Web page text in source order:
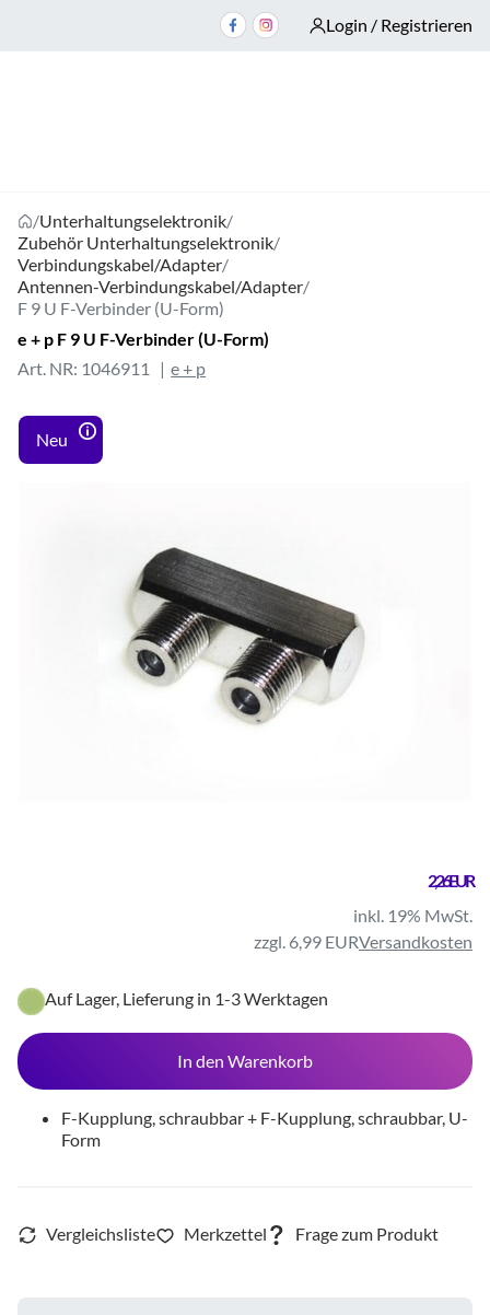
Login / Registrieren
/Unterhaltungselektronik/
Zubehör Unterhaltungselektronik/
Verbindungskabel/Adapter/
Antennen-Verbindungskabel/Adapter/
F 9 U F-Verbinder (U-Form)
e + p F 9 U F-Verbinder (U-Form)
Art. NR: 1046911
e + p
Neu
2,26 EUR
inkl. 19% MwSt.
zzgl. 6,99 EURVersandkosten
Auf Lager, Lieferung in 1-3 Werktagen
In den Warenkorb
F-Kupplung, schraubbar + F-Kupplung, schraubbar, U-
Form